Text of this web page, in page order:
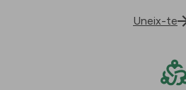
Uneix-te